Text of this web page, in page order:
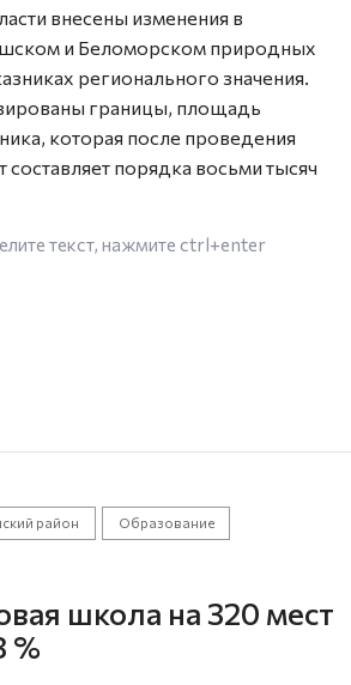
внесены изменения в
и Беломорском природных
регионального значения.
границы, площадь
которая после проведения
порядка восьми тысяч
текст, нажмите ctrl+enter
район Образование
школа на 320 мест
%